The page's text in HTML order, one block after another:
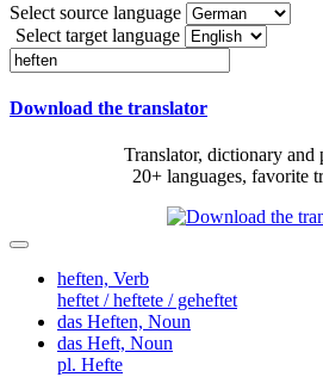
Select source language
Select target language
Download the translator
Translator, dictionary and
20+ languages, favorite
heften, Verb
heftet / heftete / geheftet
das Heften, Noun
das Heft, Noun
pl. Hefte